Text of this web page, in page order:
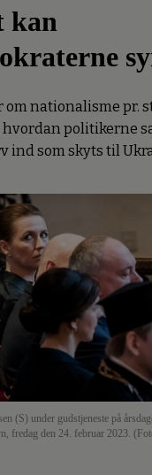
kan
om nationalisme pr.
hvordan politikerne
ind som skyts til
(S) under gudstjeneste på
fredag den 24. februar 2023.